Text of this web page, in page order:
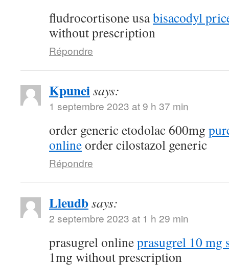
fludrocortisone usabisacodyl
without prescription
Répondre
Kpuneisays:
1 septembre 2023 at 9 h 37 min
order generic etodolac 600mg
onlineorder cilostazol generic
Répondre
Lleudbsays:
2 septembre 2023 at 1 h 29 min
prasugrel onlineprasugrel 10 mg
1mg without prescription